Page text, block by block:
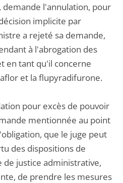
demande l'annulation, pour
implicite par
a rejeté sa demande,
à l'abrogation des
en tant qu'il concerne
et la flupyradifurone.
pour excès de pouvoir
mentionnée au point
que le juge peut
des dispositions de
de justice administrative,
de prendre les mesures